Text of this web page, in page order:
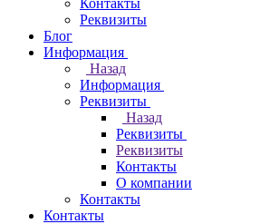
Контакты
Реквизиты
Блог
Информация
Назад
Информация
Реквизиты
Назад
Реквизиты
Реквизиты
Контакты
О компании
Контакты
Контакты